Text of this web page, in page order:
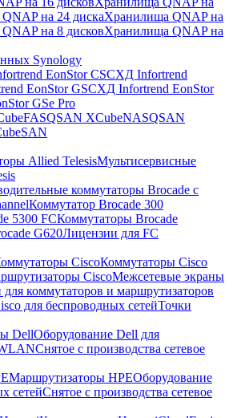
на 24 дискаХранилища QNAP на
на 8 дисковХранилища QNAP на
Synology
EonStor CSСХД Infortrend
EonStor GSСХД Infortrend EonStor
GSe Pro
QSAN XCubeNASQSAN
Allied TelesisМультисервисные
коммутаторы Brocade с
Коммутатор Brocade 300
5300 FCКоммутаторы Brocade
G620Лицензии для FC
CiscoКоммутаторы Cisco
CiscoМежсетевые экраны
коммутаторов и маршрутизаторов
для беспроводных сетейТочки
DellОборудование Dell для
Снятое с производства сетевое
Маршрутизаторы HPEОборудование
сетейСнятое с производства сетевое